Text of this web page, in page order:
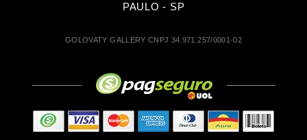
PAULO - SP
GOLOVATY GALLERY CNPJ 34.971.257/0001-02